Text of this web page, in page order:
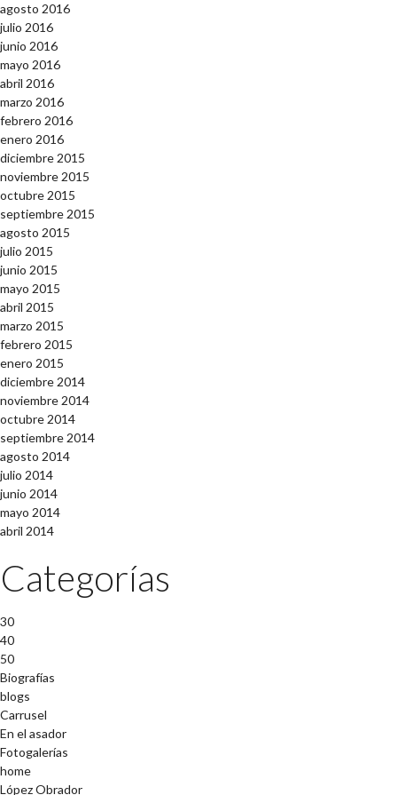
agosto 2016
julio 2016
junio 2016
mayo 2016
abril 2016
marzo 2016
febrero 2016
enero 2016
diciembre 2015
noviembre 2015
octubre 2015
septiembre 2015
agosto 2015
julio 2015
junio 2015
mayo 2015
abril 2015
marzo 2015
febrero 2015
enero 2015
diciembre 2014
noviembre 2014
octubre 2014
septiembre 2014
agosto 2014
julio 2014
junio 2014
mayo 2014
abril 2014
Categorías
30
40
50
Biografías
blogs
Carrusel
En el asador
Fotogalerías
home
López Obrador